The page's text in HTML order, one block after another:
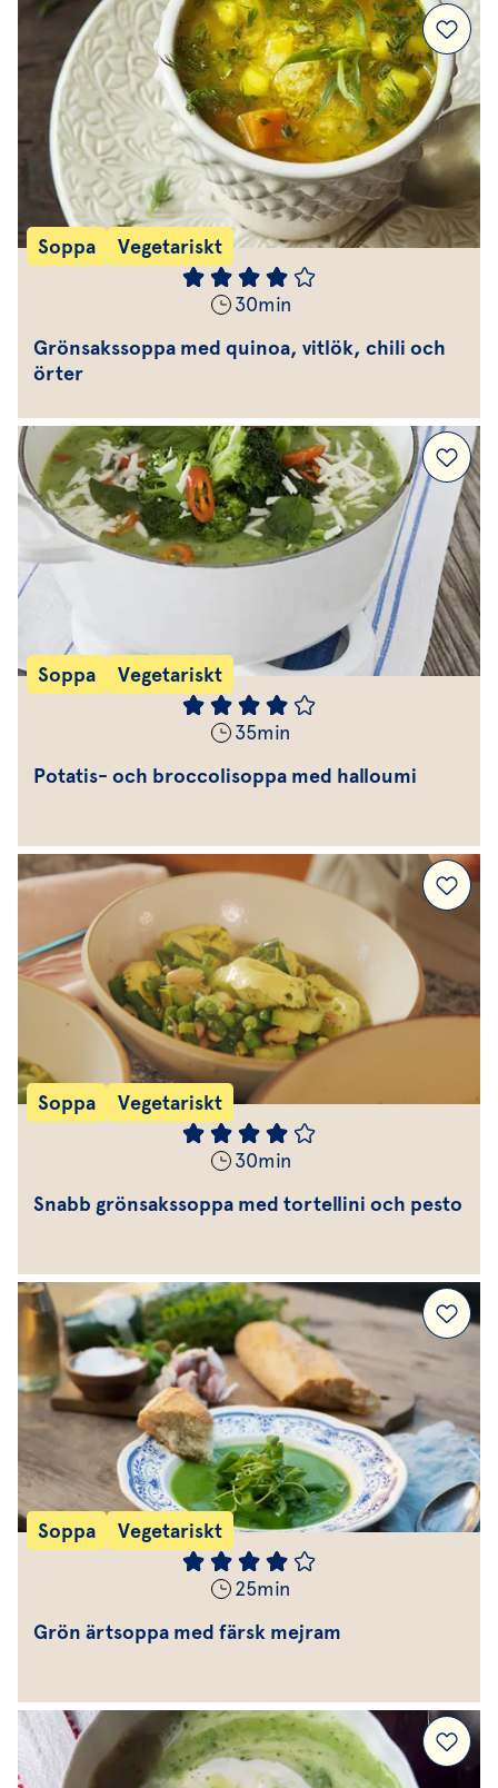
Soppa Vegetariskt
30min
Grönsakssoppa med quinoa, vitlök, chili och
örter
Soppa Vegetariskt
35min
Potatis- och broccolisoppa med halloumi
Soppa Vegetariskt
30min
Snabb grönsakssoppa med tortellini och pesto
Soppa Vegetariskt
25min
Grön ärtsoppa med färsk mejram